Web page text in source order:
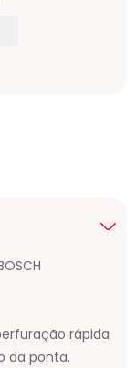
rápida
da ponta.